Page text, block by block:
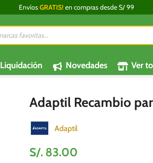
EnvíosGRATIS! en compras desde S/ 99
Liquidación Novedades Ver
Adaptil Recambio
Adaptil
S/. 83.00